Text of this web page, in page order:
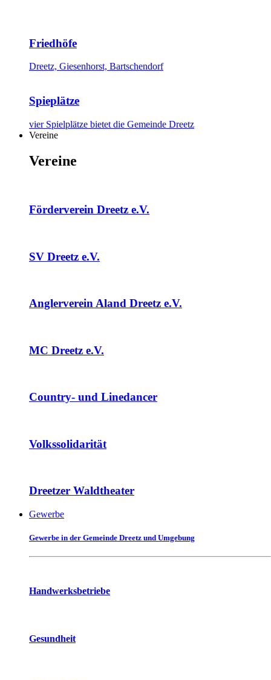
Friedhöfe
Dreetz, Giesenhorst, Bartschendorf
Spieplätze
vier Spielplätze bietet die Gemeinde Dreetz
Vereine
Vereine
Förderverein Dreetz e.V.
SV Dreetz e.V.
Anglerverein Aland Dreetz e.V.
MC Dreetz e.V.
Country- und Linedancer
Volkssolidarität
Dreetzer Waldtheater
Gewerbe
Gewerbe in der Gemeinde Dreetz und Umgebung
Handwerksbetriebe
Gesundheit